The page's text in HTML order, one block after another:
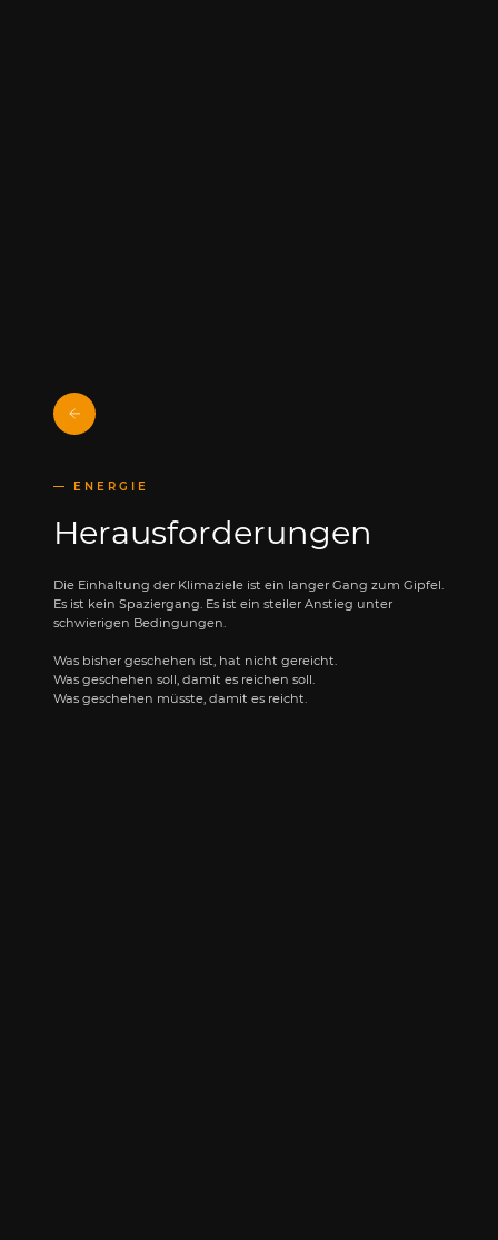
ENERGIE
Herausforderungen
Die Einhaltung der Klimaziele ist ein langer Gang zum Gipfel.
Es ist kein Spaziergang. Es ist ein steiler Anstieg unter
schwierigen Bedingungen.
Was bisher geschehen ist, hat nicht gereicht.
Was geschehen soll, damit es reichen soll.
Was geschehen müsste, damit es reicht.